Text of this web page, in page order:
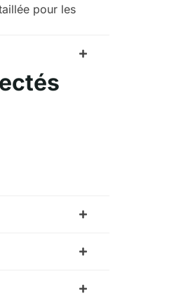
pour les